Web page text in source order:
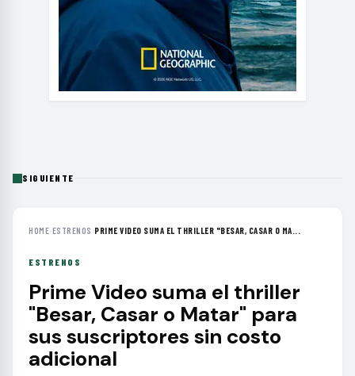
SIGUIENTE
HOME›ESTRENOS ›PRIME VIDEO SUMA EL THRILLER "BESAR, CASAR O MA...
ESTRENOS
Prime Video suma el thriller
"Besar, Casar o Matar" para
sus suscriptores sin costo
adicional